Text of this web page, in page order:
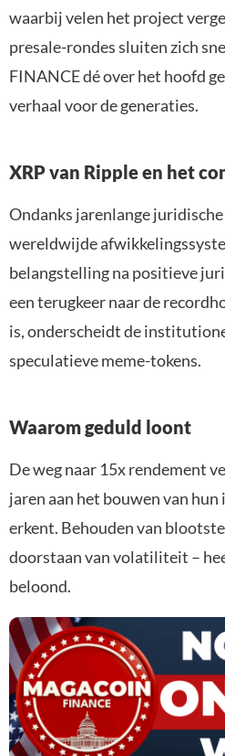
waarbij velen het project
presale-rondes sluiten zich
FINANCE dé over het hoofd
verhaal voor de generaties.
XRP van Ripple en het
Ondanks jarenlange
wereldwijde
belangstelling na positieve
een terugkeer naar de
is, onderscheidt de
speculatieve meme-tokens.
Waarom geduld loont
De weg naar 15x rendement
jaren aan het bouwen van
erkent. Behouden van
doorstaan van volatiliteit –
beloond.